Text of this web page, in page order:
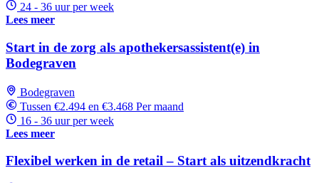
24 - 36 uur per week
Lees meer
Start in de zorg als apothekersassistent(e) in
Bodegraven
Bodegraven
Tussen €2.494 en €3.468 Per maand
16 - 36 uur per week
Lees meer
Flexibel werken in de retail – Start als uitzendkracht